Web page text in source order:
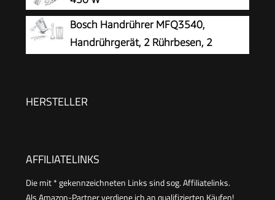
MFQ24200
Bosch Handrührer MFQ3540,
Handrührgerät, 2 Rührbesen, 2
HERSTELLER
AFFILIATELINKS
Die mit * gekennzeichneten Links sind sog. Affiliatelinks.